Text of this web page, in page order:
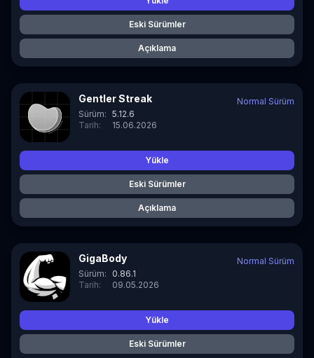
Eski Sürümler
Açıklama
Gentler Streak
Sürüm: 5.12.6
Tarih:
15.06.2026
Normal Sürüm
Yükle
Eski Sürümler
Açıklama
GigaBody
Sürüm:
0.86.1
Tarih:
09.05.2026
Normal Sürüm
Yükle
Eski Sürümler